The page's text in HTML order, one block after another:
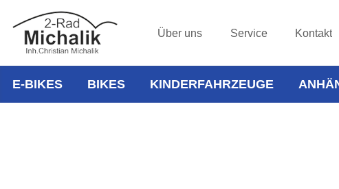
Über uns Service Kontakt
E-BIKES BIKES KINDERFAHRZEUGE